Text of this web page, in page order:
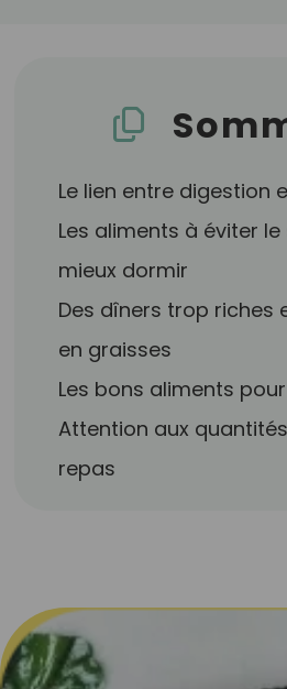
Le lien entre digestion
Les aliments à éviter
mieux dormir
Des dîners trop riches
en graisses
Les bons aliments
Attention aux
repas